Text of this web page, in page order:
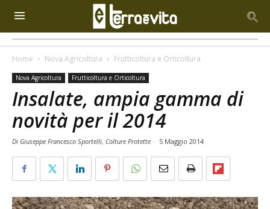
Home Nova Agricoltura Frutticoltura e Orticoltura
Nova Agricoltura Frutticoltura e Orticoltura
Insalate, ampia gamma di
novità per il 2014
Di Giuseppe Francesco Sportelli, Colture Protette - 5 Maggio 2014